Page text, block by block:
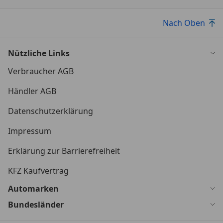
Nach Oben
Nützliche Links
Verbraucher AGB
Händler AGB
Datenschutzerklärung
Impressum
Erklärung zur Barrierefreiheit
KFZ Kaufvertrag
Automarken
Bundesländer